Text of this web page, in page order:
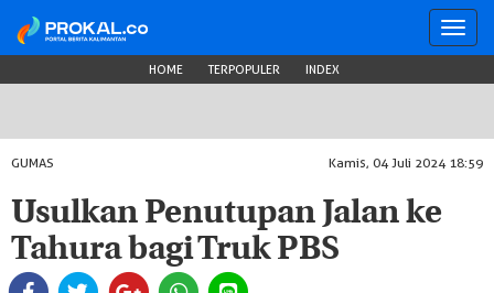
HOME TERPOPULER INDEX
GUMAS Kamis, 04 Juli 2024 18:59
Usulkan Penutupan Jalan ke
Tahura bagi Truk PBS